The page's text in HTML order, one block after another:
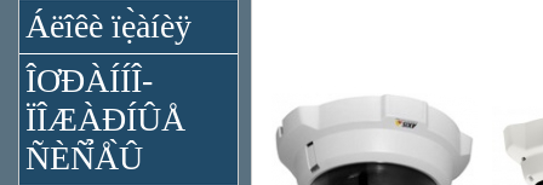
Áëîêè ïẹ̀àíèÿ
ÎƠĐÀÍÍÎ-
ÏÎÆÀĐÍÛÅ
ÑÈÑ̉Å̀Û